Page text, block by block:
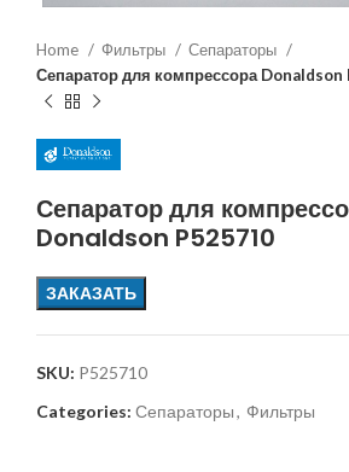
Home Фильтры
Сепараторы
Сепаратор для компрессора Donaldson
Сепаратор для
Donaldson P525710
ЗАКАЗАТЬ
SKU: P525710
Categories: Сепараторы, Фильтры